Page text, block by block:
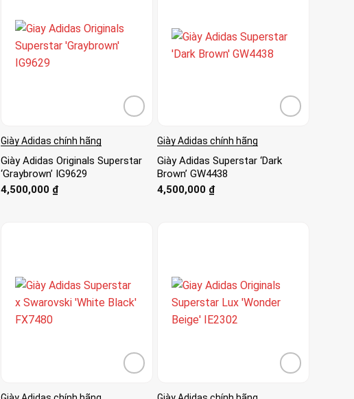
Giày Adidas chính hãng
Giày Adidas Originals Superstar
‘Graybrown’ IG9629
4,500,000 ₫
Giày Adidas chính hãng
Giày Adidas Superstar ‘Dark
Brown’ GW4438
4,500,000 ₫